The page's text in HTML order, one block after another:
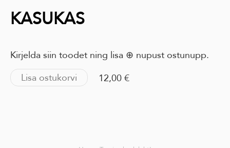
KASUKAS
Kirjelda siin toodet ning lisa ⊕ nupust ostunupp.
Lisa ostukorvi
12,00 €